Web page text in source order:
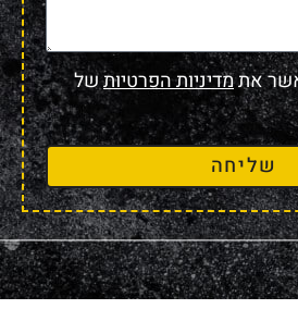
אתמדיניות הפרטיותשל
שליחה